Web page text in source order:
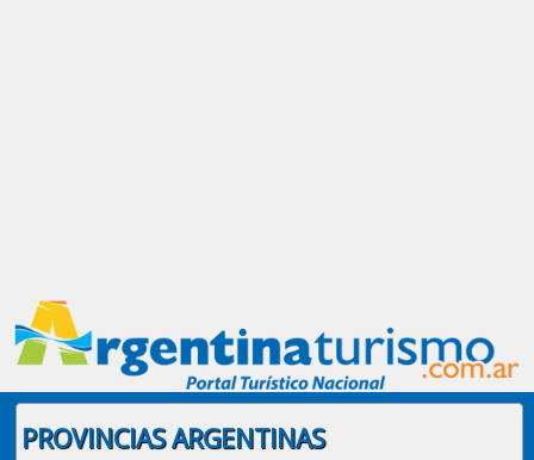
PROVINCIAS ARGENTINAS